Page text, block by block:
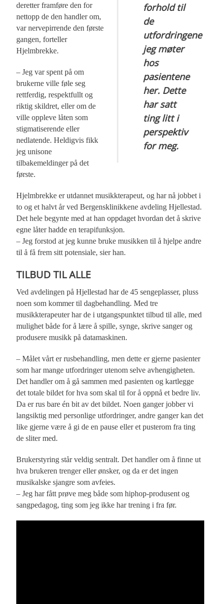
forhold til
de
utfordringene
jeg møter
hos
pasientene
her. Dette
har satt
ting litt i
perspektiv
for meg.
deretter framføre den for
nettopp de den handler om,
var nervepirrende den første
gangen, forteller
Hjelmbrekke.
– Jeg var spent på om
brukerne ville føle seg
rettferdig, respektfullt og
riktig skildret, eller om de
ville oppleve låten som
stigmatiserende eller
nedlatende. Heldigvis fikk
jeg unisone
tilbakemeldinger på det
første.
Hjelmbrekke er utdannet musikkterapeut, og har nå jobbet i
to og et halvt år ved Bergensklinikkene avdeling Hjellestad.
Det hele begynte med at han oppdaget hvordan det å skrive
egne låter hadde en terapifunksjon.
– Jeg forstod at jeg kunne bruke musikken til å hjelpe andre
til å få frem sitt potensiale, sier han.
TILBUD TIL ALLE
Ved avdelingen på Hjellestad har de 45 sengeplasser, pluss
noen som kommer til dagbehandling. Med tre
musikkterapeuter har de i utgangspunktet tilbud til alle, med
mulighet både for å lære å spille, synge, skrive sanger og
produsere musikk på datamaskinen.
– Målet vårt er rusbehandling, men dette er gjerne pasienter
som har mange utfordringer utenom selve avhengigheten.
Det handler om å gå sammen med pasienten og kartlegge
det totale bildet for hva som skal til for å oppnå et bedre liv.
Da er rus bare én bit av det bildet. Noen ganger jobber vi
langsiktig med personlige utfordringer, andre ganger kan det
like gjerne være å gi de en pause eller et pusterom fra ting
de sliter med.
Brukerstyring står veldig sentralt. Det handler om å finne ut
hva brukeren trenger eller ønsker, og da er det ingen
musikalske sjangre som avfeies.
– Jeg har fått prøve meg både som hiphop-produsent og
sangpedagog, ting som jeg ikke har trening i fra før.